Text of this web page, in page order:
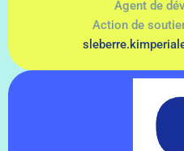
Agent de
Action de